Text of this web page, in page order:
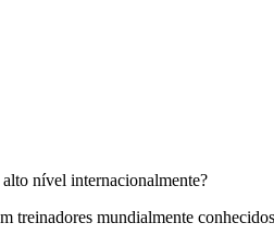
nível internacionalmente?
mundialmente